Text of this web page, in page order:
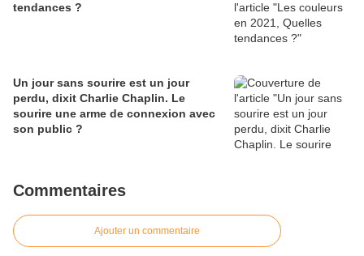
tendances ?
Un jour sans sourire est un jour
perdu, dixit Charlie Chaplin. Le
sourire une arme de connexion avec
son public ?
Commentaires
Ajouter un commentaire